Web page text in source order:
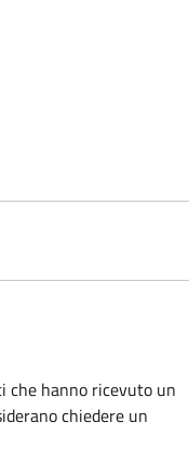
hanno ricevuto un
chiedere un